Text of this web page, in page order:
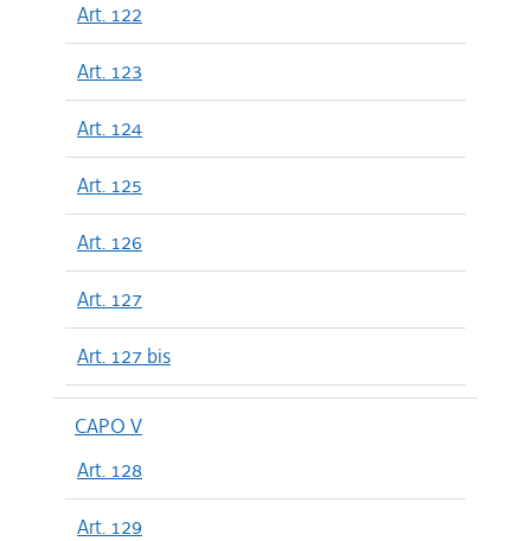
Art. 122
Art. 123
Art. 124
Art. 125
Art. 126
Art. 127
Art. 127 bis
CAPO V
Art. 128
Art. 129